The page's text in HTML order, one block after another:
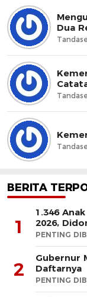
Dua
BERITA
1
1.346
2026,
PENTING
2
Gubernur
Daftarnya
PENTING